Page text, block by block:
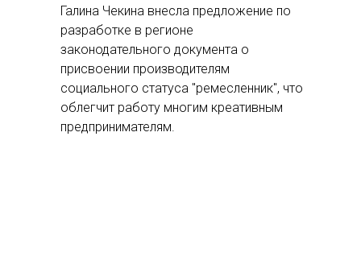
Галина Чекина внесла предложение по
разработке в регионе
законодательного документа о
присвоении производителям
социального статуса "ремесленник", что
облегчит работу многим креативным
предпринимателям.